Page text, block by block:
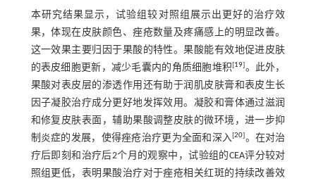
本研究结果显示，试验组较对照组展示出更好的治疗效
果，体现在皮肤颜色、痤疮数量及疼痛感上的明显改善。
这一效果主要归因于果酸的特性。果酸能有效地促进皮肤
的表皮细胞更新，减少毛囊内的角质细胞堆积[19]。此外，
果酸对表皮层的渗透作用还有助于润肌皮肤膏和表皮生长
因子凝胶治疗成分更好地发挥效用。凝胶和膏体通过滋润
和修复皮肤表面，辅助果酸调整皮肤的微环境，进一步抑
制炎症的发展，使得痤疮治疗更为全面和深入[20]。在对治
疗后即刻和治疗后2个月的观察中，试验组的CEA评分较对
照组更低，表明果酸治疗对于痤疮相关红斑的持续改善效